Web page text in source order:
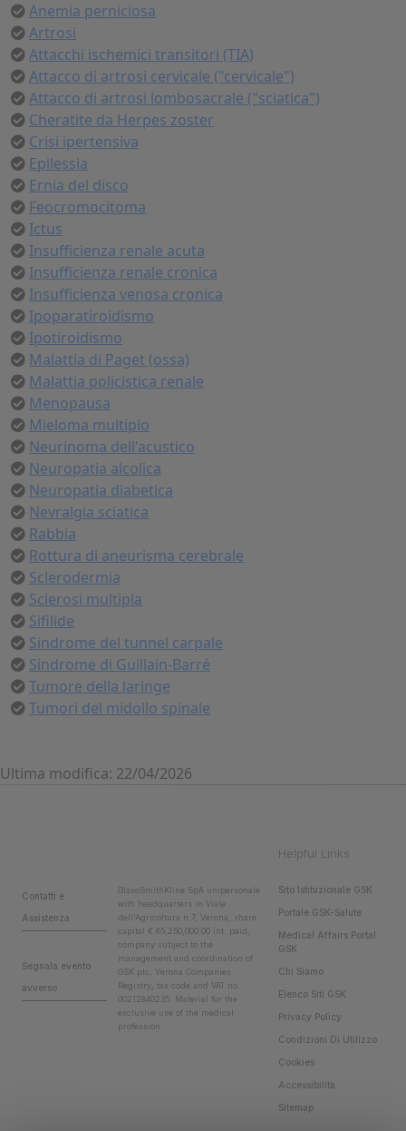
Anemia perniciosa
Artrosi
Attacchi ischemici transitori (TIA)
Attacco di artrosi cervicale ("cervicale")
Attacco di artrosi lombosacrale ("sciatica")
Cheratite da Herpes zoster
Crisi ipertensiva
Epilessia
Ernia del disco
Feocromocitoma
Ictus
Insufficienza renale acuta
Insufficienza renale cronica
Insufficienza venosa cronica
Ipoparatiroidismo
Ipotiroidismo
Malattia di Paget (ossa)
Malattia policistica renale
Menopausa
Mieloma multiplo
Neurinoma dell'acustico
Neuropatia alcolica
Neuropatia diabetica
Nevralgia sciatica
Rabbia
Rottura di aneurisma cerebrale
Sclerodermia
Sclerosi multipla
Sifilide
Sindrome del tunnel carpale
Sindrome di Guillain-Barré
Tumore della laringe
Tumori del midollo spinale
Ultima modifica: 22/04/2026
Helpful Links
Contatti e
Assistenza
Segnala evento
avverso
GlaxoSmithKline SpA unipersonale
with headquarters in Viale
dell'Agricoltura n.7, Verona, share
capital € 65,250,000.00 int. paid,
company subject to the
management and coordination of
GSK plc, Verona Companies
Registry, tax code and VAT no.
00212840235. Material for the
exclusive use of the medical
profession.
Sito Istituzionale GSK
Portale GSK-Salute
Medical Affairs Portal
GSK
Chi Siamo
Elenco Siti GSK
Privacy Policy
Condizioni Di Utilizzo
Cookies
Accessibilità
Sitemap